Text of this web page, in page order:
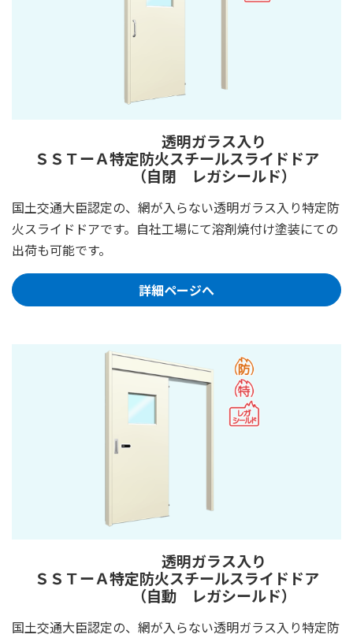
ＳＳＴーＡ
透明ガラス入り
特定防火スチールスライドドア
（自閉 レガシールド）
国土交通大臣認定の、網が入らない透明ガラス入り特定防
火スライドドアです。自社工場にて溶剤焼付け塗装にての
出荷も可能です。
詳細ページへ
ＳＳＴーＡ
透明ガラス入り
特定防火スチールスライドドア
（自動 レガシールド）
国土交通大臣認定の、網が入らない透明ガラス入り特定防